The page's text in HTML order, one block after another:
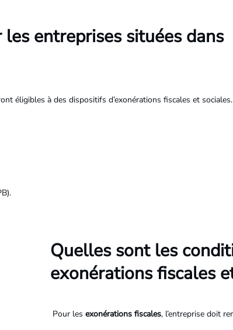
entreprises situées dans
éligibles à des dispositifs d’exonérations fiscales et sociales.
Quelles sont les
exonérations fiscales
Pour les exonérations fiscales, l’entreprise doit